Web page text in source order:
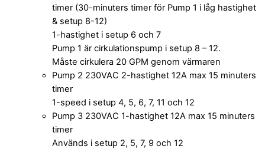
timer (30-minuters timer för Pump 1 i låg hastighet
& setup 8-12)
1-hastighet i setup 6 och 7
Pump 1 är cirkulationspump i setup 8 – 12.
Måste cirkulera 20 GPM genom värmaren
Pump 2 230VAC 2-hastighet 12A max 15 minuters
timer
1-speed i setup 4, 5, 6, 7, 11 och 12
Pump 3 230VAC 1-hastighet 12A max 15 minuters
timer
Används i setup 2, 5, 7, 9 och 12